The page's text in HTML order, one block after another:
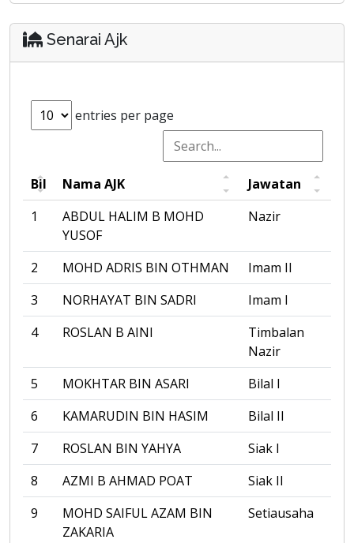
Senarai Ajk
entries per page
Bil Nama AJK
Jawatan
1
ABDUL HALIM B MOHD
YUSOF
Nazir
2 MOHD ADRIS BIN OTHMAN
Imam II
3
NORHAYAT BIN SADRI
Imam I
4
ROSLAN B AINI
Timbalan
Nazir
5
MOKHTAR BIN ASARI
Bilal I
6
KAMARUDIN BIN HASIM
Bilal II
7
ROSLAN BIN YAHYA
Siak I
8
AZMI B AHMAD POAT
Siak II
9
MOHD SAIFUL AZAM BIN
ZAKARIA
Setiausaha